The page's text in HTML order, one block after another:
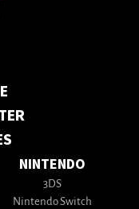
NINTENDO
3DS
Nintendo Switch